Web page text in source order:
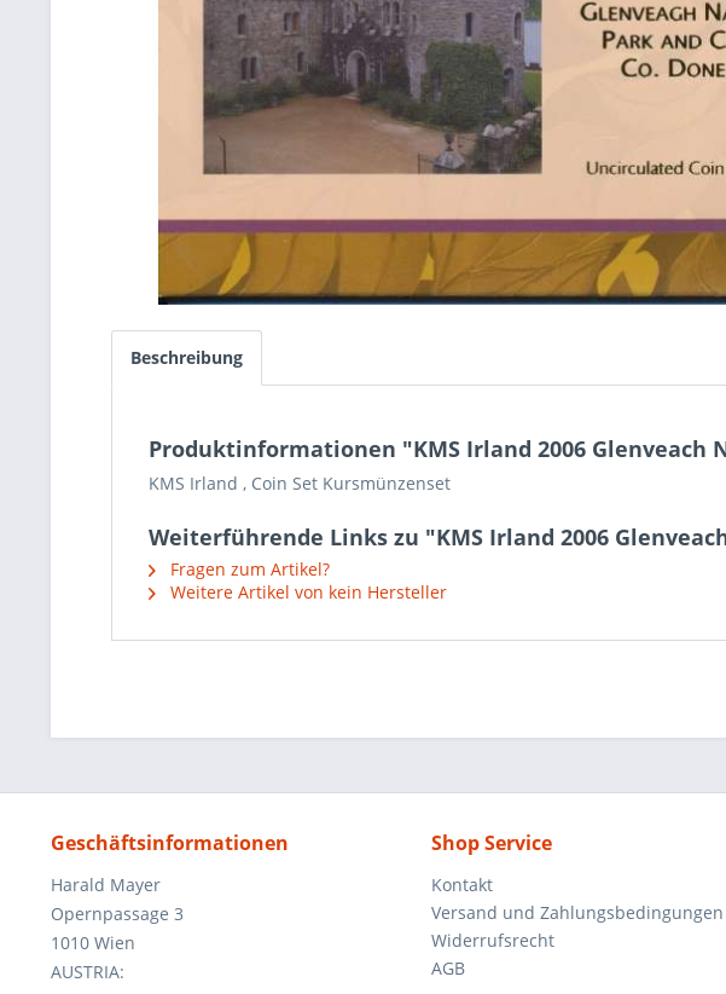
Beschreibung
Produktinformationen "KMS Irland 2006 Glenveach
KMS Irland , Coin Set Kursmünzenset
Weiterführende Links zu "KMS Irland 2006
Fragen zum Artikel?
Weitere Artikel von kein Hersteller
Geschäftsinformationen
Harald Mayer
Opernpassage 3
1010 Wien
AUSTRIA:
Shop Service
Kontakt
Versand und Zahlungsbedingungen
Widerrufsrecht
AGB